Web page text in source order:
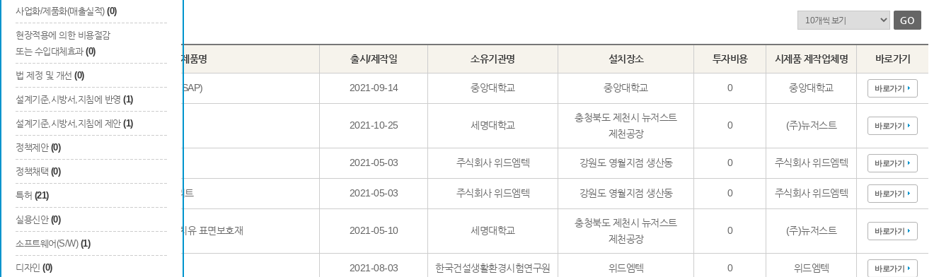
사업화/제품화(매출실적) (0)
현장적용에 의한 비용절감
또는 수입대체효과 (0)
법 제정 및 개선 (0)
설계기준,시방서,지침에 반영 (1)
설계기준,시방서,지침에 제안 (1)
정책제안 (0)
정책채택 (0)
특허 (21)
실용신안 (0)
소프트웨어(S/W) (1)
디자인 (0)
Total7건
번호 시제품명 출시/제작일 소유기관명 설치장소 투자비용 시제품 제작업체명 바로가기
1 자기치유용 스마트 폴리머 (SAP) 2021-09-14 중앙대학교 중앙대학교 0 중앙대학교 바로가기
2 자기치유 마이크로캡슐 2021-10-25 세명대학교
충청북도 제천시 뉴저스트
제천공장
0 (주)뉴저스트 바로가기
3 유·무기계 자기치유 혼화재 2021-05-03 주식회사 위드엠텍 강원도 영월지점 생산동 0 주식회사 위드엠텍 바로가기
4 자기치유형 구체방수 콘크리트 2021-05-03 주식회사 위드엠텍 강원도 영월지점 생산동 0 주식회사 위드엠텍 바로가기
5 자기치유 고상캡슐 및 자기치유 표면보호재 2021-05-10 세명대학교
충청북도 제천시 뉴저스트
제천공장
0 (주)뉴저스트 바로가기
6 2021-08-03 한국건설생활환경시험연구원 위드엠텍 0 위드엠텍 바로가기